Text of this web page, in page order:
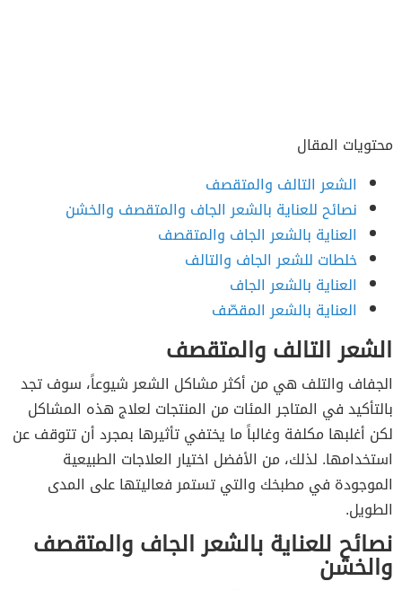
محتويات المقال
الشعر التالف والمتقصف
نصائح للعناية بالشعر الجاف والمتقصف والخشن
العناية بالشعر الجاف والمتقصف
خلطات للشعر الجاف والتالف
العناية بالشعر الجاف
العناية بالشعر المقصّف
الشعر التالف والمتقصف
الجفاف والتلف هي من أكثر مشاكل الشعر شيوعاً، سوف تجد
بالتأكيد في المتاجر المئات من المنتجات لعلاج هذه المشاكل
لكن أغلبها مكلفة وغالباً ما يختفي تأثيرها بمجرد أن تتوقف عن
استخدامها. لذلك، من الأفضل اختيار العلاجات الطبيعية
الموجودة في مطبخك والتي تستمر فعاليتها على المدى
الطويل.
نصائح للعناية بالشعر الجاف والمتقصف
والخشن